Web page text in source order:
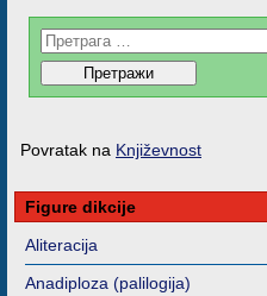
Povratak na Književnost
Figure dikcije
Aliteracija
Anadiploza (palilogija)